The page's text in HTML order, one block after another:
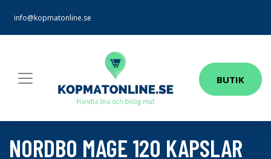
info@kopmatonline.se
BUTIK
NORDBO MAGE 120 KAPSLAR